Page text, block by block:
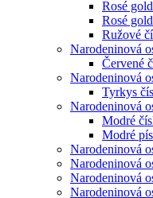
Rosé
Rosé
Ružové
Narodeninová
Červené
Narodeninová
Tyrkys
Narodeninová
Modré
Modré
Narodeninová
Narodeninová
Narodeninová
Narodeninová